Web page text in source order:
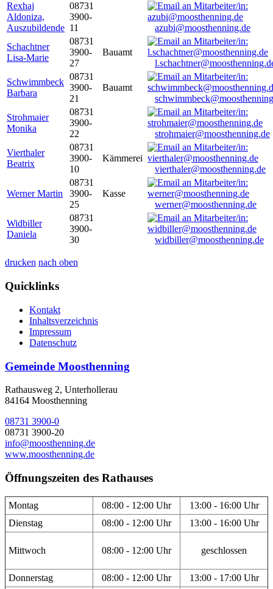
Rexhaj
Aldoniza,
Auszubildende
08731
3900-
11
azubi@moosthenning.de
Schachtner
Lisa-Marie
08731
3900-
27
Bauamt
Schwimmbeck
Barbara
08731
3900-
21
Bauamt
Strohmaier
Monika
08731
3900-
22
strohmaier@moosthenning.de
Vierthaler
Beatrix
08731
3900-
10
Kämmerei
vierthaler@moosthenning.de
Werner Martin
08731
3900-
25
Kasse
werner@moosthenning.de
Widbiller
Daniela
08731
3900-
30
widbiller@moosthenning.de
drucken nach oben
Quicklinks
Kontakt
Inhaltsverzeichnis
Impressum
Datenschutz
Gemeinde Moosthenning
Rathausweg 2, Unterhollerau
84164 Moosthenning
08731 3900-0
08731 3900-20
info@moosthenning.de
www.moosthenning.de
Öffnungszeiten des Rathauses
Montag 08:00 - 12:00 Uhr
13:00 - 16:00 Uhr
Dienstag
08:00 - 12:00 Uhr 13:00 - 16:00 Uhr
Mittwoch 08:00 - 12:00 Uhr geschlossen
Donnerstag 08:00 - 12:00 Uhr
13:00 - 17:00 Uhr